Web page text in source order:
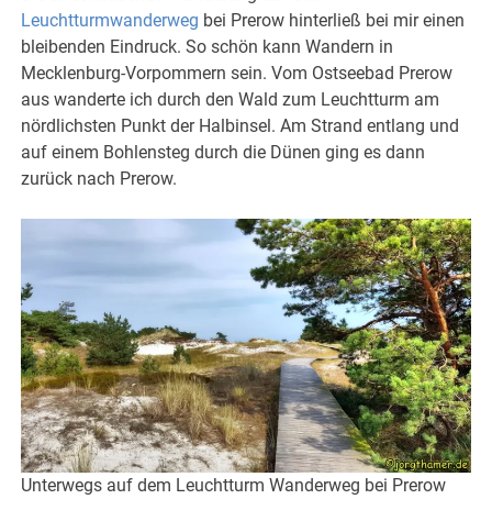
Leuchtturmwanderweg bei Prerow hinterließ bei mir einen
bleibenden Eindruck. So schön kann Wandern in
Mecklenburg-Vorpommern sein. Vom Ostseebad Prerow
aus wanderte ich durch den Wald zum Leuchtturm am
nördlichsten Punkt der Halbinsel. Am Strand entlang und
auf einem Bohlensteg durch die Dünen ging es dann
zurück nach Prerow.
Unterwegs auf dem Leuchtturm Wanderweg bei Prerow